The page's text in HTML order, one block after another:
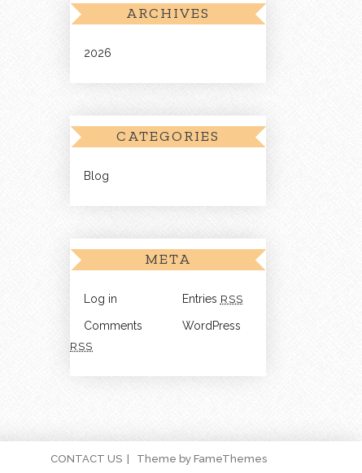
ARCHIVES
2026
CATEGORIES
Blog
META
Log in Entries RSS
Comments
RSS
WordPress
CONTACT US Theme by FameThemes